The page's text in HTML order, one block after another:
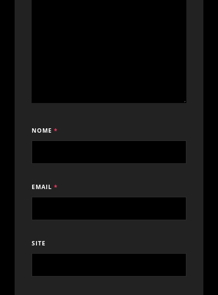
NOME *
EMAIL *
SITE